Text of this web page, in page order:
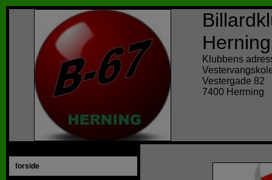
Herning
Klubbens
Vestergade 82
7400 Herrning
forside